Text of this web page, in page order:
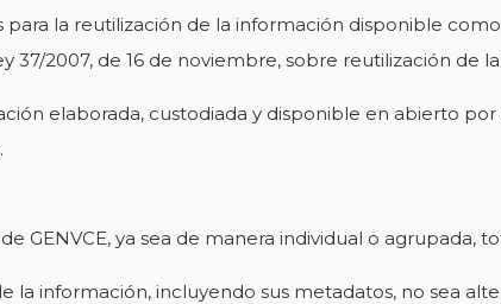
la reutilización de la información disponible
37/2007, de 16 de noviembre, sobre reutilización de
elaborada, custodiada y disponible en abierto
GENVCE, ya sea de manera individual o
la información, incluyendo sus metadatos, no sea